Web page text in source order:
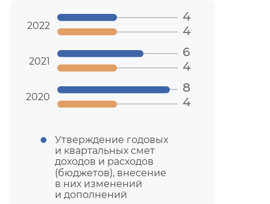
4
4
6
4
8
4
2022
2021
2020
Утверждение годовых
и квартальных смет
доходов и расходов
(бюджетов), внесение
в них изменений
и дополнений